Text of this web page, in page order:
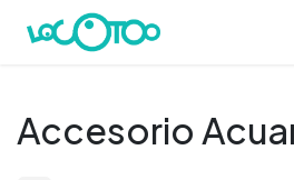
Ir al contenido
Accesorio